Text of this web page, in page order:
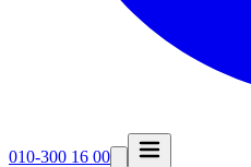
010-300 16 00